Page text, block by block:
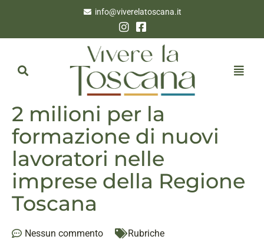
info@viverelatoscana.it
2 milioni per la
formazione di nuovi
lavoratori nelle
imprese della Regione
Toscana
Nessun commento Rubriche